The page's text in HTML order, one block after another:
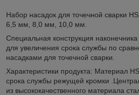
Набор насадок для точечной сварки
6,5 мм, 8,0 мм, 10,0 мм.
Специальная конструкция
для увеличения срока службы по
насадками для точечной сварки.
Характеристики продукта: Материал
срока службы режущей кромки
из высококачественного материала